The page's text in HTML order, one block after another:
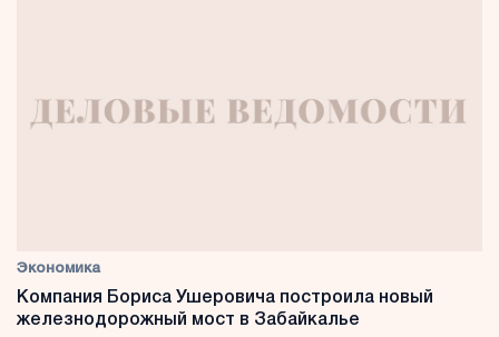
Экономика
Компания Бориса Ушеровича построила новый
железнодорожный мост в Забайкалье